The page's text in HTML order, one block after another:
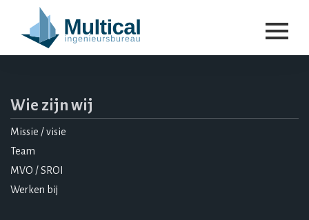
Wie zijn wij
Missie / visie
Team
MVO / SROI
Werken bij